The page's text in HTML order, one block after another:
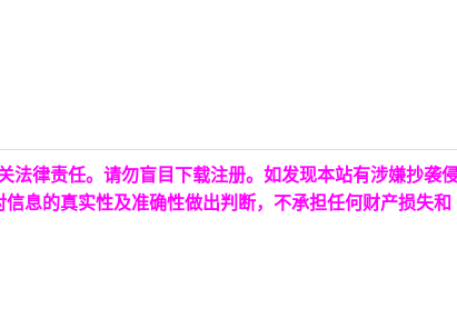
法律责任。请勿盲目下载注册。如发现本站有涉嫌抄袭
息的真实性及准确性做出判断，不承担任何财产损失和